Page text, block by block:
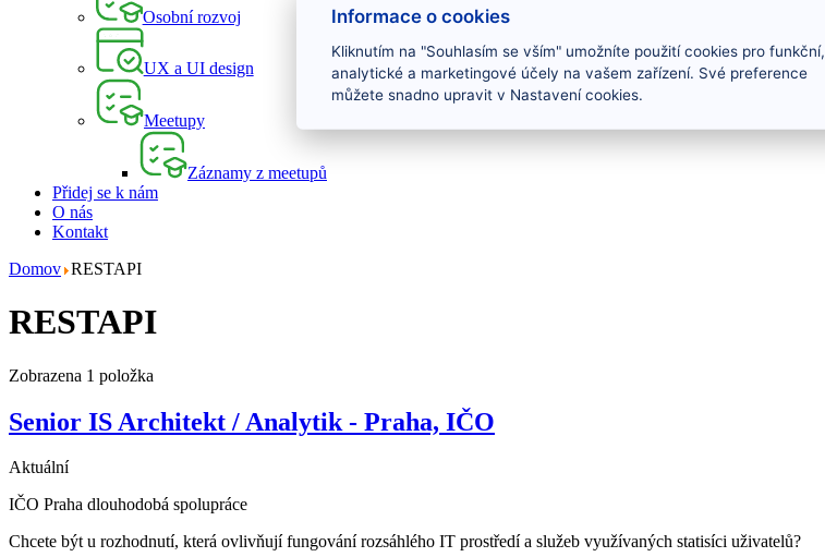
Osobní rozvoj
UX a UI design
Meetupy
Záznamy z meetupů
Přidej se k nám
O nás
Kontakt
Domov RESTAPI
RESTAPI
Zobrazena 1 položka
Senior IS Architekt / Analytik - Praha, IČO
Aktuální
IČO Praha dlouhodobá spolupráce
Chcete být u rozhodnutí, která ovlivňují fungování rozsáhlého IT prostředí a služeb využívaných statisíci uživatelů?
Informace o cookies
Kliknutím na "Souhlasím se vším" umožníte použití cookies pro funkční,
analytické a marketingové účely na vašem zařízení. Své preference
můžete snadno upravit v Nastavení cookies.